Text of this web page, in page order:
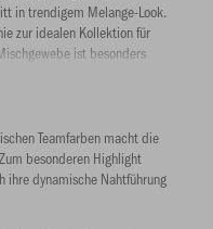
in trendigem Melange-Look.
zur idealen Kollektion für
ist besonders
Funktionalität optimal.
Teamfarben macht die
besonderen Highlight
ihre dynamische Nahtführung